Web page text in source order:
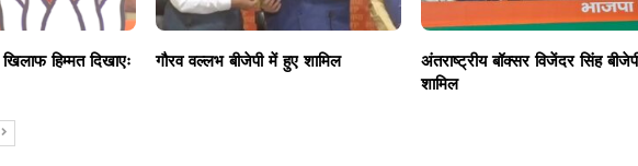
हिम्मत दिखाएः
गौरव वल्लभ बीजेपी में हुए शामिल
अंतराष्ट्रीय बॉक्सर विजेंदर सिंह
शामिल